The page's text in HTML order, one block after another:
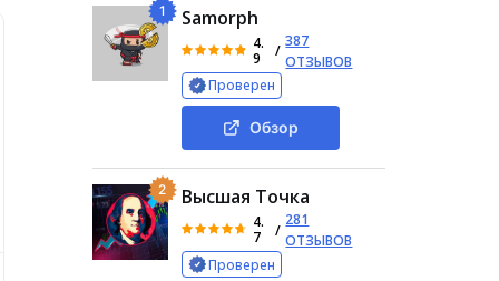
1 Samorph
4.
9
/
387
ОТЗЫВОВ
Проверен
Обзор
2 Высшая Точка
4.
7
/
281
ОТЗЫВОВ
Проверен